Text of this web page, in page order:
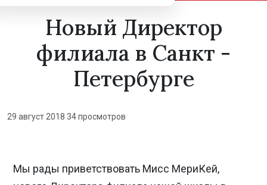
Новый Директор
филиала в Санкт -
Петербурге
29 август 2018·34 просмотров
Мы рады приветствовать Мисс МериКей,